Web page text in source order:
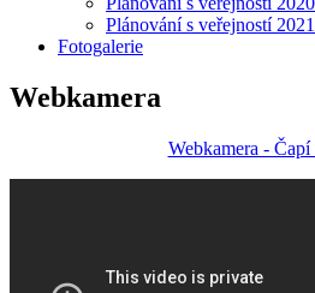
Plánování s veřejností 2021
Fotogalerie
Webkamera
Webkamera -